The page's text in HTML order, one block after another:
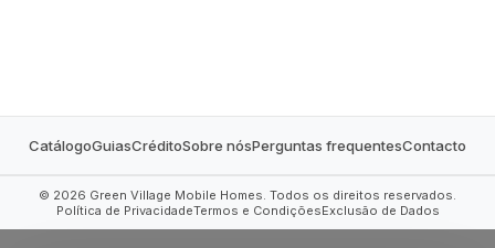
CatálogoGuiasCréditoSobre nósPerguntas frequentesContacto
© 2026 Green Village Mobile Homes. Todos os direitos reservados.
Política de PrivacidadeTermos e CondiçõesExclusão de Dados